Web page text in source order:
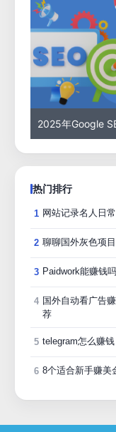
2025年Google
热门排行
1 网站记录名人日
2 聊聊国外灰色项
3 Paidwork能赚钱
4 国外自动看广告
荐
5 telegram怎么赚
6 8个适合新手赚美